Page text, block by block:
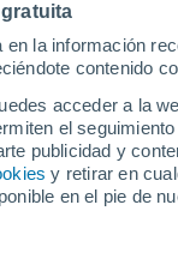
en la información
contenido
acceder a la
el
publicidad y
y retirar en
en el pie de
de Pennsylvania